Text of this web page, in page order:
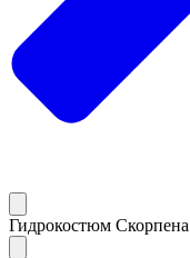
Гидрокостюм Скорпена